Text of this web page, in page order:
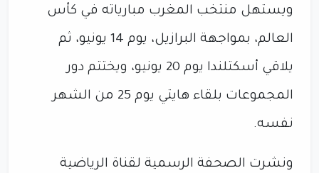
ويستهل منتخب المغرب مبارياته في كأس
العالم، بمواجهة البرازيل، يوم 14 يونيو، ثم
يلاقي أسكتلندا يوم 20 يونيو، ويختتم دور
المجموعات بلقاء هايتي يوم 25 من الشهر
نفسه.
ونشرت الصحفة الرسمية لقناة الرياضية